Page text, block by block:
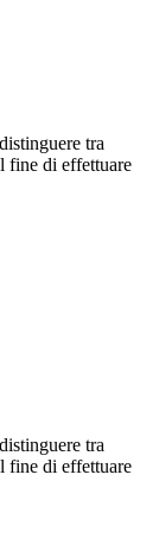
tra
fine di effettuare
tra
fine di effettuare